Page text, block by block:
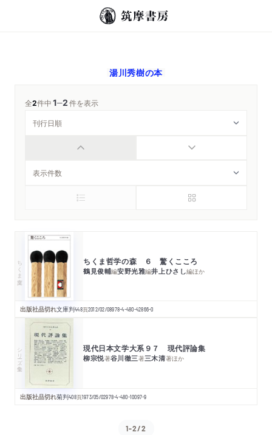
湯川秀樹の本
全2件中1─2件を表示
ちくま文庫 ちくま哲学の森 ６ 驚くこころ
鶴見俊輔編安野光雅編井上ひさし編ほか
出版社品切れ文庫判448頁2012/02/08978-4-480-42866-0
シリーズ・全集 現代日本文学大系９７ 現代評論集
柳宗悦著谷川徹三著三木清著ほか
出版社品切れ菊判408頁1973/05/02978-4-480-10097-9
1-2/2